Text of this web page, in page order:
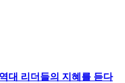
대 리더들의 지혜를 듣다